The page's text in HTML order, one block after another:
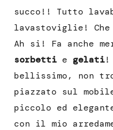
succo!! Tutto
lavastoviglie!
Ah si! Fa anche
sorbetti e gelati!
bellissimo, non
piazzato sul
piccolo ed
con il mio